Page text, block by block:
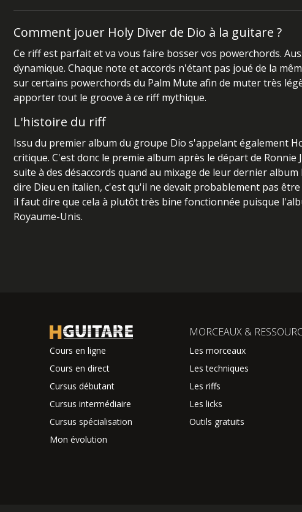
Comment jouer Holy Diver de Dio à la guitare ?
Ce riff est parfait et va vous faire bosser vos powerchords.
dynamique. Chaque note et accords n'étant pas joué de la
sur certains powerchords du Palm Mute afin de muter très
apporter tout le groove à ce riff mythique.
L'histoire du riff
Issu du premier album du groupe Dio s'appelant également
critique. C'est donc le premie album après le départ de
suite à des désaccords quand au mixage de leur dernier
dire Dieu en italien, c'est qu'il ne devait probablement pas
il faut dire que cela à plutôt très bine fonctionnée puisque
Royaume-Unis.
Cours en ligne
Cours en direct
Cursus débutant
Cursus intermédiaire
Cursus spécialisation
Mon évolution
MORCEAUX &
Les morceaux
Les techniques
Les riffs
Les licks
Outils gratuits